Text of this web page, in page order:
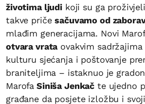
životima ljudikoji su ga
takve pričesačuvamo od
mlađim generacijama. Novi
otvara vrataovakvim sadržajima
kulturu sjećanja i poštovanje
braniteljima – istaknuo je
Marofa Siniša Jenkač te ujedno
građane da posjete izložbu i